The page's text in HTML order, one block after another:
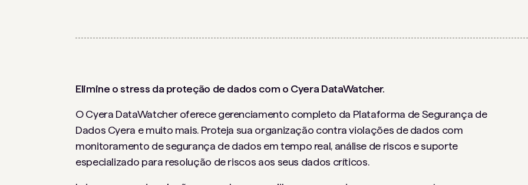
Elimine o stress da proteção de dados com o Cyera DataWatcher.
O Cyera DataWatcher oferece gerenciamento completo da Plataforma de Segurança de
Dados Cyera e muito mais. Proteja sua organização contra violações de dados com
monitoramento de segurança de dados em tempo real, análise de riscos e suporte
especializado para resolução de riscos aos seus dados críticos.